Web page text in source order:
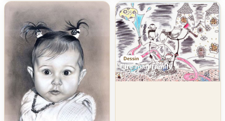
Dessin
Fire man family
Geoffrey Petit